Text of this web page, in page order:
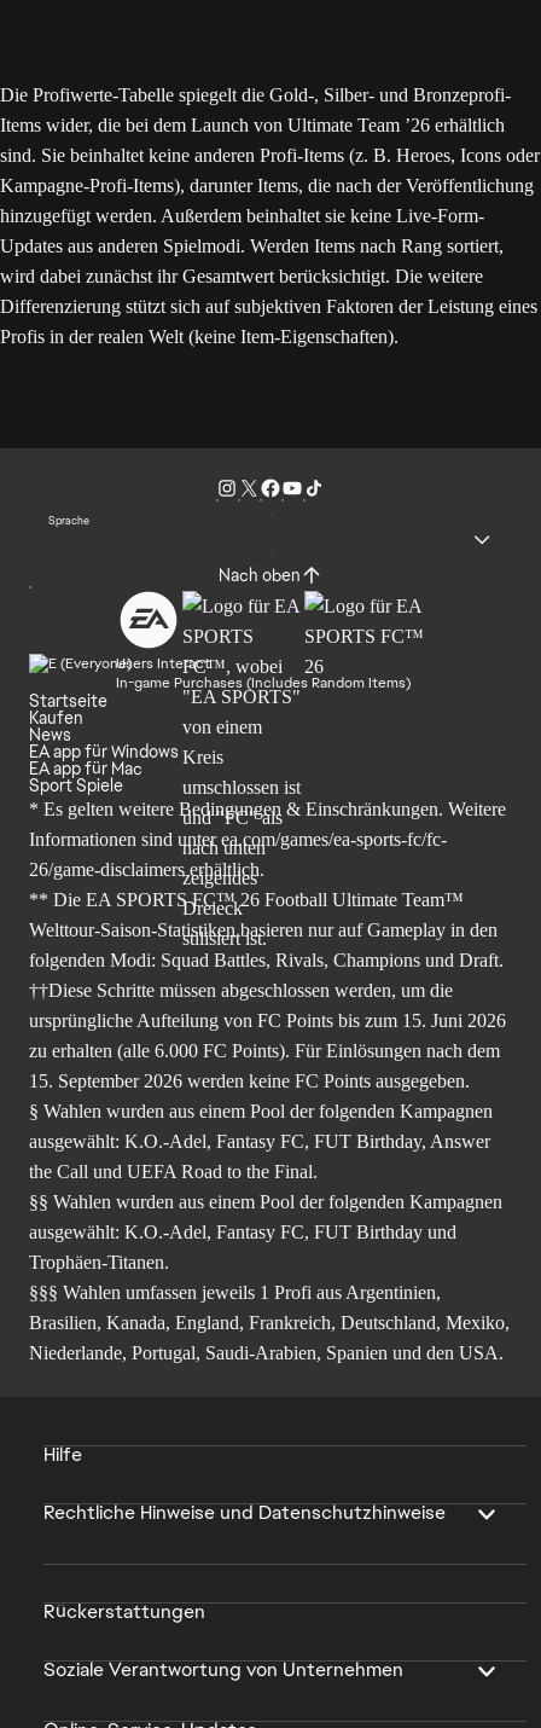
Die Profiwerte-Tabelle spiegelt die Gold-, Silber- und Bronzeprofi-
Items wider, die bei dem Launch von Ultimate Team ’26 erhältlich
sind. Sie beinhaltet keine anderen Profi-Items (z. B. Heroes, Icons oder
Kampagne-Profi-Items), darunter Items, die nach der Veröffentlichung
hinzugefügt werden. Außerdem beinhaltet sie keine Live-Form-
Updates aus anderen Spielmodi. Werden Items nach Rang sortiert,
wird dabei zunächst ihr Gesamtwert berücksichtigt. Die weitere
Differenzierung stützt sich auf subjektiven Faktoren der Leistung eines
Profis in der realen Welt (keine Item-Eigenschaften).
Sprache
Nach oben
Users Interact
In-game Purchases (Includes Random Items)
Startseite
Kaufen
News
EA app für Windows
EA app für Mac
Sport Spiele
* Es gelten weitere Bedingungen & Einschränkungen. Weitere
Informationen sind unterea.com/games/ea-sports-fc/fc-
26/game-disclaimers erhältlich.
** Die EA SPORTS FC™ 26 Football Ultimate Team™
Welttour-Saison-Statistiken basieren nur auf Gameplay in den
folgenden Modi: Squad Battles, Rivals, Champions und Draft.
††Diese Schritte müssen abgeschlossen werden, um die
ursprüngliche Aufteilung von FC Points bis zum 15. Juni 2026
zu erhalten (alle 6.000 FC Points). Für Einlösungen nach dem
15. September 2026 werden keine FC Points ausgegeben.
§ Wahlen wurden aus einem Pool der folgenden Kampagnen
ausgewählt: K.O.-Adel, Fantasy FC, FUT Birthday, Answer
the Call und UEFA Road to the Final.
§§ Wahlen wurden aus einem Pool der folgenden Kampagnen
ausgewählt: K.O.-Adel, Fantasy FC, FUT Birthday und
Trophäen-Titanen.
§§§ Wahlen umfassen jeweils 1 Profi aus Argentinien,
Brasilien, Kanada, England, Frankreich, Deutschland, Mexiko,
Niederlande, Portugal, Saudi-Arabien, Spanien und den USA.
Hilfe
Rechtliche Hinweise und Datenschutzhinweise
Rückerstattungen
Soziale Verantwortung von Unternehmen